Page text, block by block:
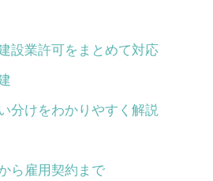
設業許可をまとめて対応
分けをわかりやすく解説
ら雇用契約まで